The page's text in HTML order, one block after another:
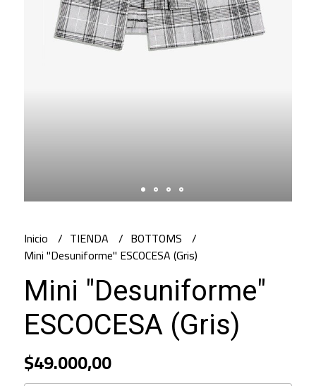
Inicio TIENDA
BOTTOMS
Mini "Desuniforme" ESCOCESA (Gris)
Mini "Desuniforme"
ESCOCESA (Gris)
$49.000,00